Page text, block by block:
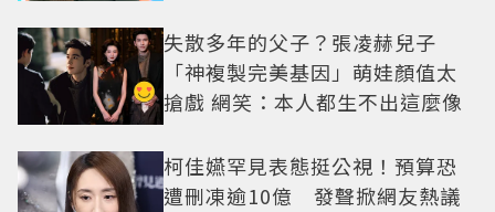
失散多年的父子？張凌赫兒子
「神複製完美基因」萌娃顏值太
搶戲 網笑：本人都生不出這麼像
柯佳嬿罕見表態挺公視！預算恐
遭刪凍逾10億 發聲掀網友熱議